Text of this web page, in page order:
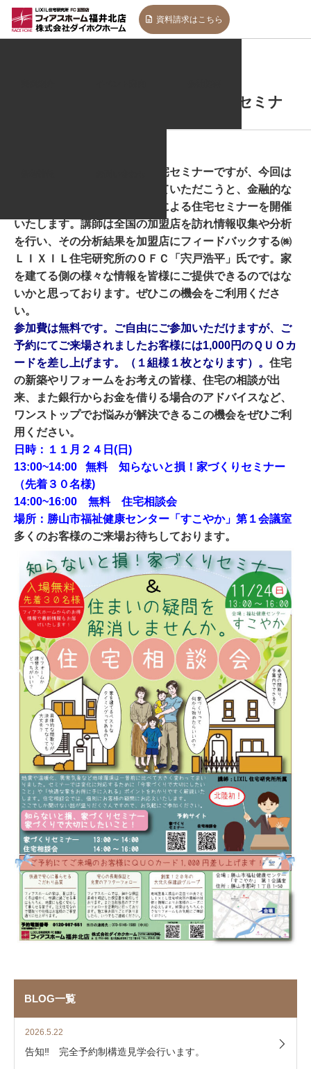
資料請求はこちら
【無料】知らないと損！家づくりセミナ
定期的に行っておりました住宅セミナーですが、今回は
違った角度からお客様に聞いていただこうと、金融的な
お話ではなく、住宅の専門家による住宅セミナーを開催
いたします。講師は全国の加盟店を訪れ情報収集や分析
を行い、その分析結果を加盟店にフィードバックする㈱
ＬＩＸＩＬ住宅研究所のＯＦＣ「宍戸浩平」氏です。家
を建てる側の様々な情報を皆様にご提供できるのではな
いかと思っております。ぜひこの機会をご利用くださ
い。
参加費は無料です。ご自由にご参加いただけますが、ご
予約にてご来場されましたお客様には1,000円のＱＵＯカ
ードを差し上げます。（１組様１枚となります）。 住宅
の新築やリフォームをお考えの皆様、住宅の相談が出
来、また銀行からお金を借りる場合のアドバイスなど、
ワンストップでお悩みが解決できるこの機会をぜひご利
用ください。
日 時：１１月２４日(日)
13:00~14:00 無料 知らないと損！家づくりセミナー
（先着３０名様)
14:00~16:00 無料 住宅相談会
場所：勝山市福祉健康センター「すこやか」第１会議室
多くのお客様のご来場お待ちしております。
BLOG一覧
2026.5.22
告知‼ 完全予約制構造見学会行います。